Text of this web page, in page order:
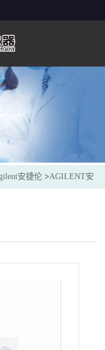
安捷伦 >AGILENT安